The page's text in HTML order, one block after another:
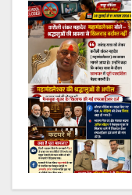
i
o
n